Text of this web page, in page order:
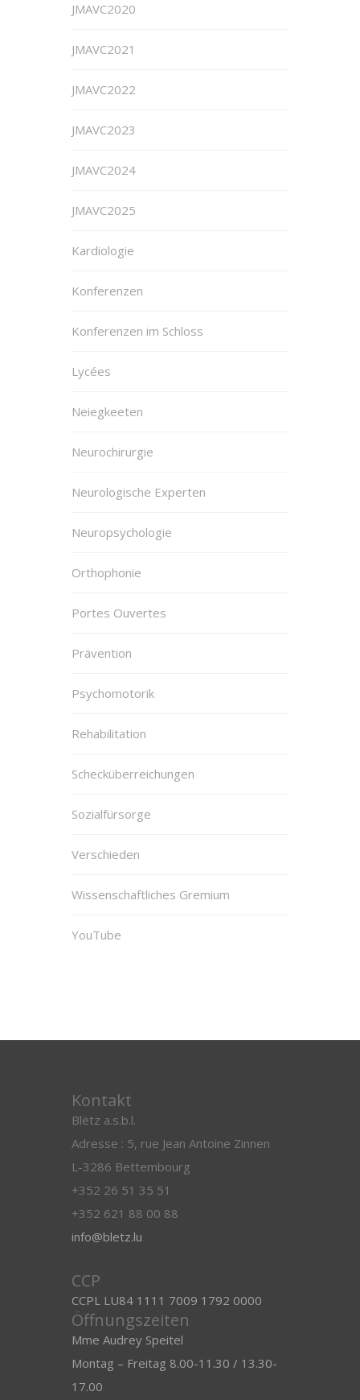
JMAVC2020
JMAVC2021
JMAVC2022
JMAVC2023
JMAVC2024
JMAVC2025
Kardiologie
Konferenzen
Konferenzen im Schloss
Lycées
Neiegkeeten
Neurochirurgie
Neurologische Experten
Neuropsychologie
Orthophonie
Portes Ouvertes
Prävention
Psychomotorik
Rehabilitation
Schecküberreichungen
Sozialfürsorge
Verschieden
Wissenschaftliches Gremium
YouTube
Kontakt
Blëtz a.s.b.l.
Adresse : 5, rue Jean Antoine Zinnen
L-3286 Bettembourg
+352 26 51 35 51
+352 621 88 00 88
info@bletz.lu
CCP
CCPL LU84 1111 7009 1792 0000
Öffnungszeiten
Mme Audrey Speitel
Montag – Freitag 8.00-11.30 / 13.30-
17.00